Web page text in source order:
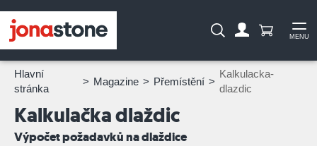
MENU
Vyhledávání:Počet
Hlavní
stránka
Magazine Přemístění
Kalkulacka-
dlazdic
Kalkulačka dlaždic
Výpočet požadavků na dlaždice